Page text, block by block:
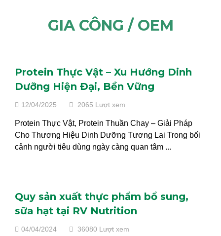
GIA CÔNG / OEM
Protein Thực Vật – Xu Hướng Dinh
Dưỡng Hiện Đại, Bền Vững
12/04/2025 2065 Lượt xem
Protein Thực Vật, Protein Thuần Chay – Giải Pháp
Cho Thương Hiệu Dinh Dưỡng Tương Lai Trong bối
cảnh người tiêu dùng ngày càng quan tâm ...
Quy sản xuất thực phẩm bổ sung,
sữa hạt tại RV Nutrition
04/04/2024 36080 Lượt xem